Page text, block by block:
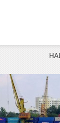
речной